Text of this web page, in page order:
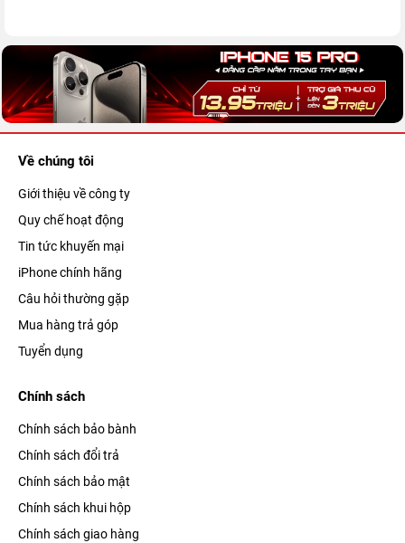
Về chúng tôi
Giới thiệu về công ty
Quy chế hoạt động
Tin tức khuyến mại
iPhone chính hãng
Câu hỏi thường gặp
Mua hàng trả góp
Tuyển dụng
Chính sách
Chính sách bảo bành
Chính sách đổi trả
Chính sách bảo mật
Chính sách khui hộp
Chính sách giao hàng